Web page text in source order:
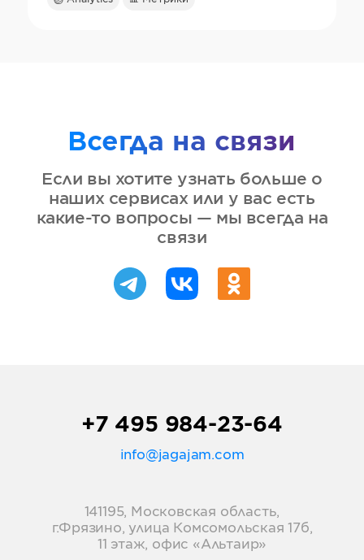
Всегда на связи
Если вы хотите узнать больше о
наших сервисах или у вас есть
какие-то вопросы — мы всегда на
связи
+7 495 984-23-64
info@jagajam.com
141195, Московская область,
г.Фрязино, улица Комсомольская 17б,
11 этаж, офис «Альтаир»